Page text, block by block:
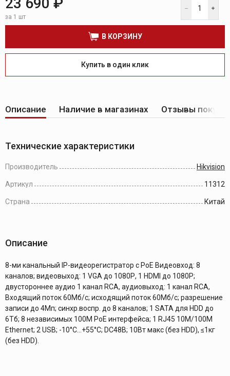
за 1 шт
В КОРЗИНУ
Купить в один клик
Описание Наличие в магазинах Отзывы
Технические характеристики
Производитель Hikvision
Артикул 11312
Страна Китай
Описание
8-ми канальный IP-видеорегистратор c PoE Видеовход: 8
каналов; видеовыход: 1 VGA до 1080Р, 1 HDMI до 1080Р;
двустороннее аудио 1 канал RCA, аудиовыход: 1 канал RCA,
Входящий поток 60Мб/с; исходящий поток 60Мб/с; разрешение
записи до 4Мп; синхр.воспр. до 8 каналов; 1 SATA для HDD до
6Тб; 8 независимых 100M PoE интерфейса; 1 RJ45 10M/100M
Ethernet; 2 USB; -10°C...+55°C; DC48В; 10Вт макс (без HDD), ≤1кг
(без HDD).